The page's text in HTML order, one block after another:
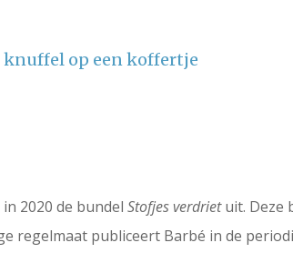
knuffel op een koffertje
2020 de bundelStofjes verdrietuit. Deze
regelmaat publiceert Barbé in de